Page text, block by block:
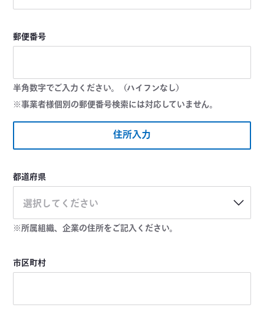
郵便番号
半角数字でご入力ください。（ハイフンなし）
※事業者様個別の郵便番号検索には対応していません。
住所入力
都道府県
選択してください
※所属組織、企業の住所をご記入ください。
市区町村